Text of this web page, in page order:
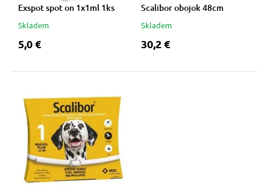
psov
psov
a ohlávky
mačky
mačky
Exspot spot on 1x1ml 1ks
Skladem
5,0 €
Scalibor obojok 48cm
Skladem
30,2 €